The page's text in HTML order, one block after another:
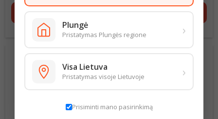
Plungė
Pristatymas Plungės regione ›
Visa Lietuva
Pristatymas visoje Lietuvoje ›
Prisiminti mano pasirinkimą